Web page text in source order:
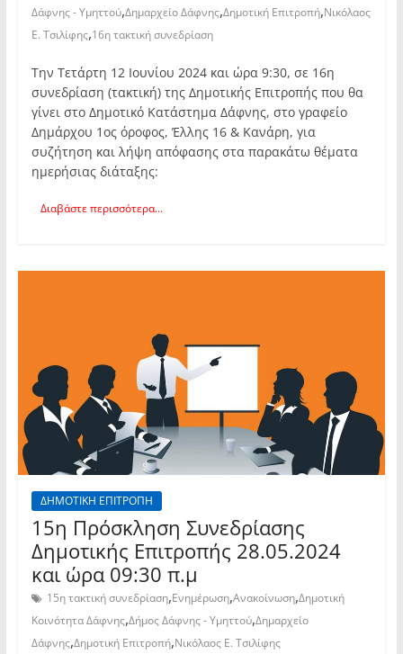
Δάφνης - Υμηττού,Δημαρχείο Δάφνης,Δημοτική Επιτροπή,Νικόλαος
Ε. Τσιλίφης,16η τακτική συνεδρίαση
Την Τετάρτη 12 Ιουνίου 2024 και ώρα 9:30, σε 16η
συνεδρίαση (τακτική) της Δημοτικής Επιτροπής που θα
γίνει στο Δημοτικό Κατάστημα Δάφνης, στο γραφείο
Δημάρχου 1ος όροφος, Έλλης 16 & Κανάρη, για
συζήτηση και λήψη απόφασης στα παρακάτω θέματα
ημερήσιας διάταξης:
Διαβάστε περισσότερα...
ΔΗΜΟΤΙΚΗ ΕΠΙΤΡΟΠΗ
15η Πρόσκληση Συνεδρίασης
Δημοτικής Επιτροπής 28.05.2024
και ώρα 09:30 π.μ
15η τακτική συνεδρίαση,Ενημέρωση,Ανακοίνωση,Δημοτική
Κοινότητα Δάφνης,Δήμος Δάφνης - Υμηττού,Δημαρχείο
Δάφνης,Δημοτική Επιτροπή,Νικόλαος Ε. Τσιλίφης